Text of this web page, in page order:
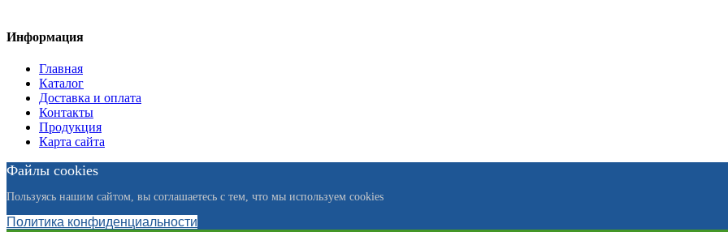
Информация
Главная
Каталог
Доставка и оплата
Контакты
Продукция
Карта сайта
Файлы cookies
Пользуясь нашим сайтом, вы соглашаетесь с тем, что мы используем cookies
Политика конфиденциальности